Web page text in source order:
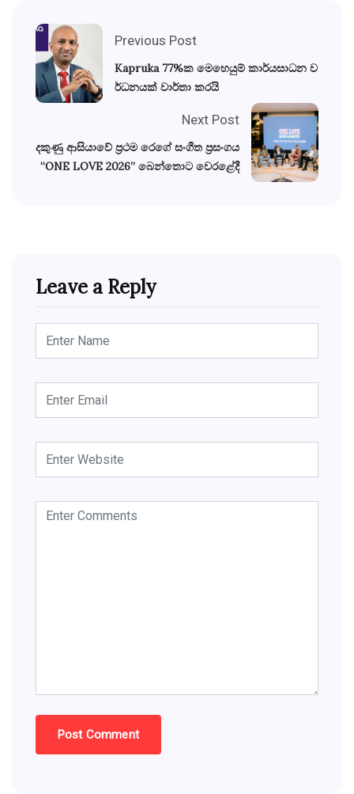
Previous Post
Kapruka 77%ක මෙහෙයුම් කාර්යසාධන ව
ර්ධනයක් වාර්තා කරයි
Next Post
දකුණු ආසියාවේ ප්‍රථම රෙගේ සංගීත ප්‍රසංගය
“ONE LOVE 2026” බෙන්තොට වෙරළේදී
Leave a Reply